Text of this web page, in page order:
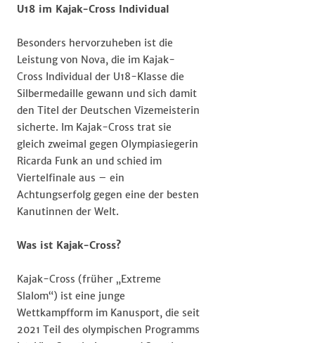
U18 im Kajak-Cross Individual
Besonders hervorzuheben ist die
Leistung von Nova, die im Kajak-
Cross Individual der U18-Klasse die
Silbermedaille gewann und sich damit
den Titel der Deutschen Vizemeisterin
sicherte. Im Kajak-Cross trat sie
gleich zweimal gegen Olympiasiegerin
Ricarda Funk an und schied im
Viertelfinale aus – ein
Achtungserfolg gegen eine der besten
Kanutinnen der Welt.
Was ist Kajak-Cross?
Kajak-Cross (früher „Extreme
Slalom“) ist eine junge
Wettkampfform im Kanusport, die seit
2021 Teil des olympischen Programms